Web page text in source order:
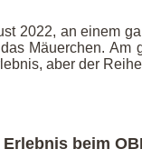
2022, an einem
Mäuerchen. Am
aber der
beim